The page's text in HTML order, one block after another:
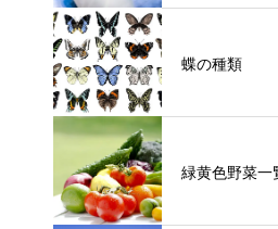
蝶の種類
緑黄色野菜一